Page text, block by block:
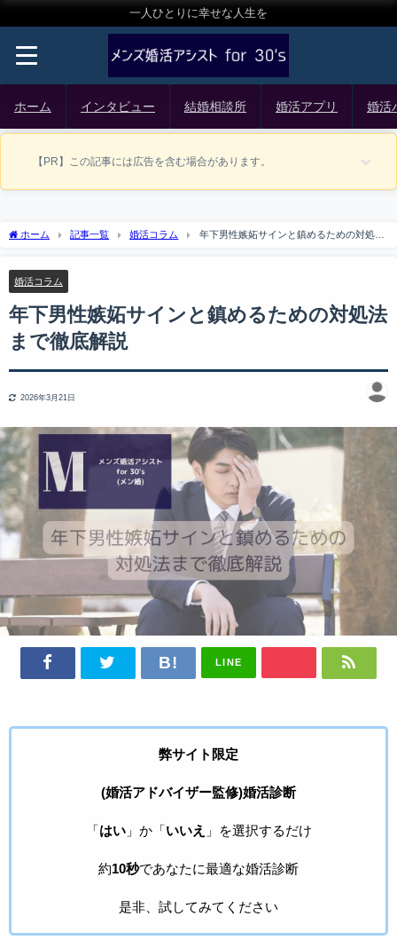
一人ひとりに幸せな人生を
ホーム インタビュー 結婚相談所 婚活アプリ 婚活
【PR】この記事には広告を含む場合があります。
ホーム 記事一覧 婚活コラム
年下男性嫉妬サインと鎮めるための対処法
婚活コラム
年下男性嫉妬サインと鎮めるための対処法
まで徹底解説
2026年3月21日
LINE
弊サイト限定
(婚活アドバイザー監修)婚活診断
「はい」か「いいえ 」を選択するだけ
約10秒であなたに最適な婚活診断
是非、試してみてください